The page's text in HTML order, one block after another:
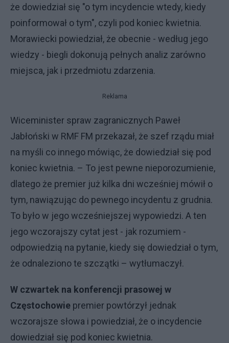
że dowiedział się "o tym incydencie wtedy, kiedy
poinformował o tym", czyli pod koniec kwietnia.
Morawiecki powiedział, że obecnie - według jego
wiedzy - biegli dokonują pełnych analiz zarówno
miejsca, jak i przedmiotu zdarzenia.
Reklama
Wiceminister spraw zagranicznych Paweł
Jabłoński w RMF FM przekazał, że szef rządu miał
na myśli co innego mówiąc, że dowiedział się pod
koniec kwietnia. – To jest pewne nieporozumienie,
dlatego że premier już kilka dni wcześniej mówił o
tym, nawiązując do pewnego incydentu z grudnia.
To było w jego wcześniejszej wypowiedzi. A ten
jego wczorajszy cytat jest - jak rozumiem -
odpowiedzią na pytanie, kiedy się dowiedział o tym,
że odnaleziono te szczątki – wytłumaczył.
W czwartek na konferencji prasowej w
Częstochowie premier powtórzył jednak
wczorajsze słowa i powiedział, że o incydencie
dowiedział się pod koniec kwietnia.